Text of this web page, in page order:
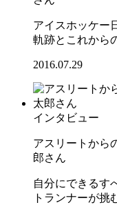
アイスホッケー
軌跡とこれから
2016.07.29
インタビュー
アスリートから
郎さん
自分にできるす
トランナーが挑